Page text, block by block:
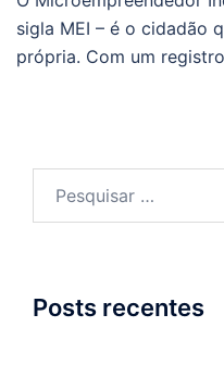
sigla MEI – é o cidadão
própria. Com um
Posts recentes